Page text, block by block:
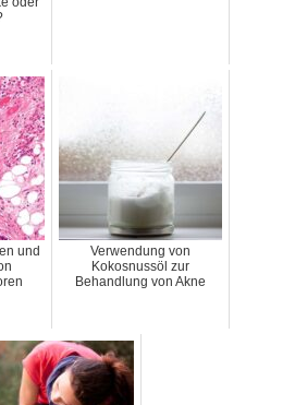
und
Verwendung von
Kokosnussöl zur
Behandlung von Akne